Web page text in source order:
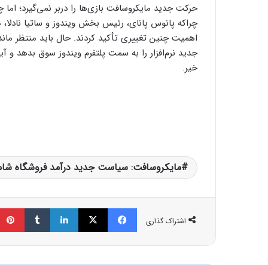
حرکت جدید مایکروسافت بازی‌‌ها را دربر
چراکه پانوس پانای، رئیس بخش ویندوز و ساتیا
اهمیت چنین تغییری تأکید کردند. حال باید منتظر
جدید نرم‌افزار را به سمت پلتفرم ویندوز سوق بدهد و
خیر.
مایکروسافت: سیاست جدید درآمد فروشگاه
اشتراک گذاری
فیسبوک ایکس لینکداین تامبلر